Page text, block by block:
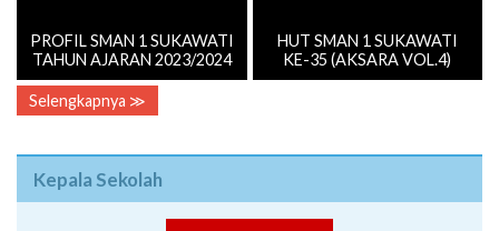
PROFIL SMAN 1 SUKAWATI
TAHUN AJARAN 2023/2024
HUT SMAN 1 SUKAWATI
KE-35 (AKSARA VOL.4)
Selengkapnya ≫
Kepala Sekolah